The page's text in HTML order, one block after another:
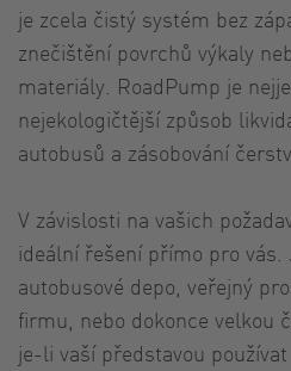
je zcela čistý systém bez
znečištění povrchů výkaly
materiály. RoadPump je
nejekologičtější způsob
autobusů a zásobování
V závislosti na vašich
ideální řešení přímo pro
autobusové depo, veřejný
firmu, nebo dokonce velkou
je-li vaší představou